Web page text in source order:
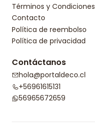
Términos y Condiciones
Contacto
Política de reembolso
Política de privacidad
Contáctanos
hola@portaldeco.cl
+56961615131
56965672659